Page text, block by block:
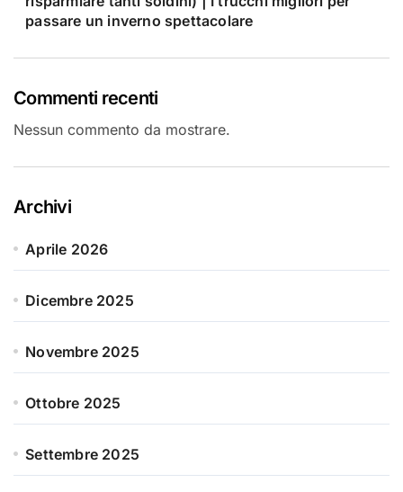
passare un inverno spettacolare
Commenti recenti
Nessun commento da mostrare.
Archivi
Aprile 2026
Dicembre 2025
Novembre 2025
Ottobre 2025
Settembre 2025